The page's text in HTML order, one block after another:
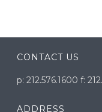
CONTACT US
p: 212.576.1600 f:
ADDRESS